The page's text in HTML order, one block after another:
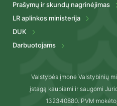
Prašymų ir skundų nagrinėjimas
LR aplinkos ministerija
DUK
Darbuotojams
Valstybės įmonė Valstybinių
įstagą kaupiami ir saugomi
132340880. PVM